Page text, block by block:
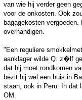
van wie hij verder geen
voor de onkosten. Ook
bagagekosten
overhandigen.
"Een reguliere
aanklager wilde Q. z�lf
dat hij moet rondkomen
bezit hij wel een huis in
staan, ook in Peru. In dat
OM.